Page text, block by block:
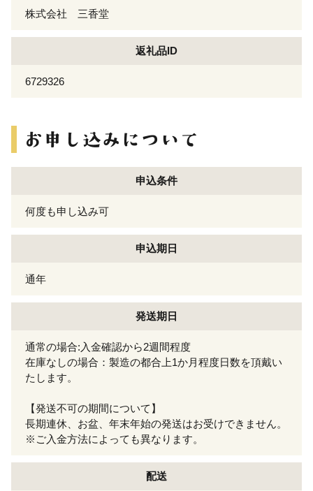
株式会社 三香堂
返礼品ID
6729326
申込条件
何度も申し込み可
申込期日
通年
発送期日
通常の場合:入金確認から2週間程度
在庫なしの場合：製造の都合上1か月程度日数を頂戴い
たします。
【発送不可の期間について】
長期連休、お盆、年末年始の発送はお受けできません。
※ご入金方法によっても異なります。
配送